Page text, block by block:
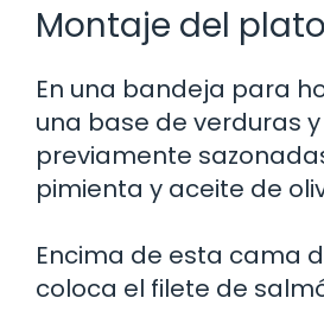
Montaje del plato
En una bandeja para
una base de verduras
previamente
pimienta y aceite de
Encima de esta cama
coloca el filete de